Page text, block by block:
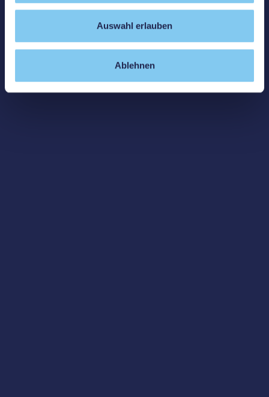
Auswahl erlauben
Ablehnen